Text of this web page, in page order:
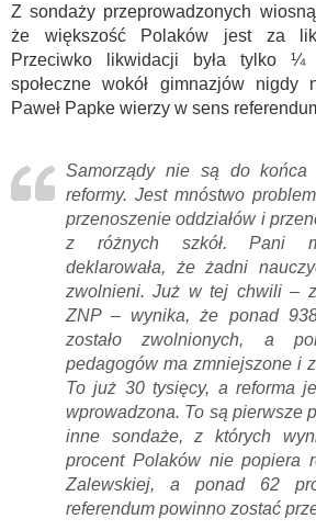
Z sondaży przeprowadzonych
że większość Polaków jest za
Przeciwko likwidacji była tylko ¼
społeczne wokół gimnazjów nigdy
Paweł Papke wierzy w sens
Samorządy nie są do końca
reformy. Jest mnóstwo
przenoszenie oddziałów i
z różnych szkół. Pani
deklarowała, że żadni
zwolnieni. Już w tej chwili –
ZNP – wynika, że ponad
zostało zwolnionych, a
pedagogów ma zmniejszone i
To już 30 tysięcy, a reforma
wprowadzona. To są pierwsze
inne sondaże, z których
procent Polaków nie popiera
Zalewskiej, a ponad 62
referendum powinno zostać